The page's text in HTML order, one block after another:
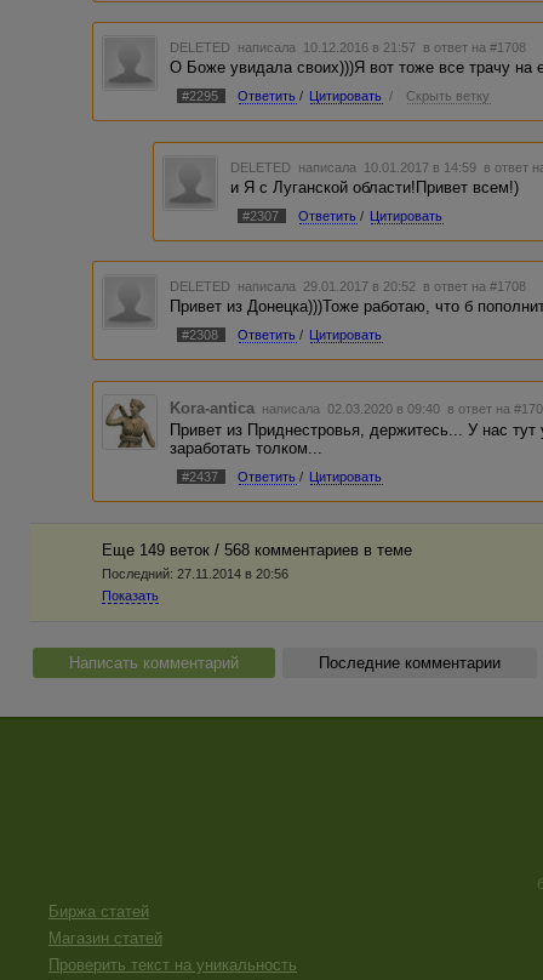
DELETED написала 10.12.2016 в 21:57 в ответ на #1708
О Боже увидала своих)))Я вот тоже все трачу на
#2295 Ответить / Цитировать / Скрыть ветку
DELETED написала 10.01.2017 в 14:59 в ответ
и Я с Луганской области!Привет всем!)
#2307 Ответить / Цитировать
DELETED написала 29.01.2017 в 20:52 в ответ на #1708
Привет из Донецка)))Тоже работаю, что б
#2308 Ответить / Цитировать
Kora-antica написала 02.03.2020 в 09:40 в ответ на
Привет из Приднестровья, держитесь... У нас
заработать толком...
#2437 Ответить / Цитировать
Еще 149 веток / 568 комментариев в темe
Последний: 27.11.2014 в 20:56
Показать
Написать комментарий Последние комментарии
Биржа статей
Магазин статей
Проверить текст на уникальность